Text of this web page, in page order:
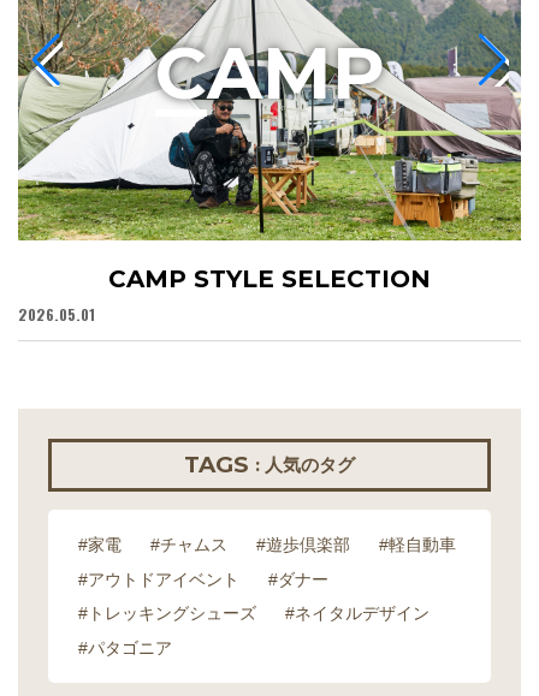
CAMP STYLE SELECTION
2026.05.01
CAMP
TAGS : 人気のタグ
#家電 #チャムス #遊歩倶楽部
#軽自動車
#アウトドアイベント
#ダナー
#トレッキングシューズ
#ネイタルデザイン
#パタゴニア